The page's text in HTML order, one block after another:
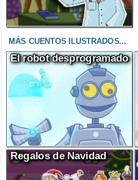
MÁS CUENTOS ILUSTRADOS...
El robot desprogramado
Regalos de Navidad